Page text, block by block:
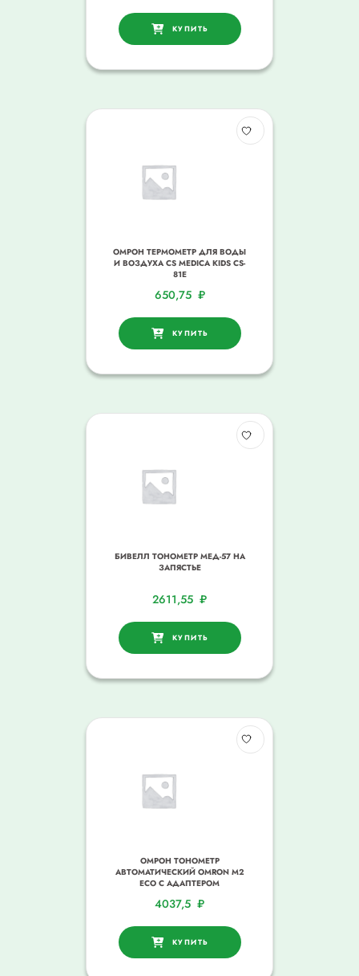
КУПИТЬ
ОМРОН ТЕРМОМЕТР ДЛЯ ВОДЫ
И ВОЗДУХА CS MEDICA KIDS CS-
81E
650,75 ₽
КУПИТЬ
БИВЕЛЛ ТОНОМЕТР МЕД-57 НА
ЗАПЯСТЬЕ
2611,55 ₽
КУПИТЬ
ОМРОН ТОНОМЕТР
АВТОМАТИЧЕСКИЙ OMRON M2
ECO С АДАПТЕРОМ
4037,5 ₽
КУПИТЬ